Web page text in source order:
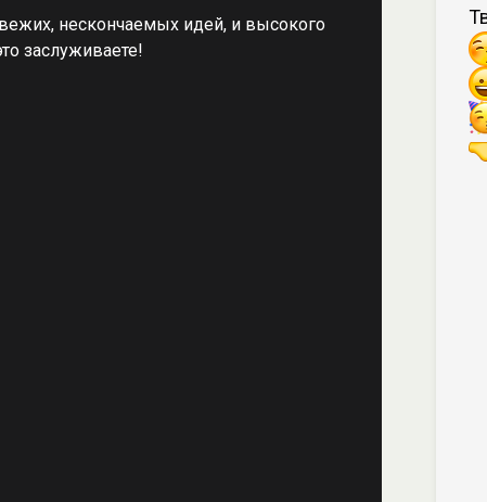
нескончаемых идей, и высокого
заслуживаете!